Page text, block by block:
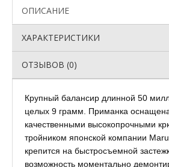
ОПИСАНИЕ
ХАРАКТЕРИСТИКИ
ОТЗЫВОВ (0)
Крупный балансир длинной 50
целых 9 грамм. Приманка
качественными высокопрочными
тройником японской компании
крепится на быстросъемной
возможность моментально